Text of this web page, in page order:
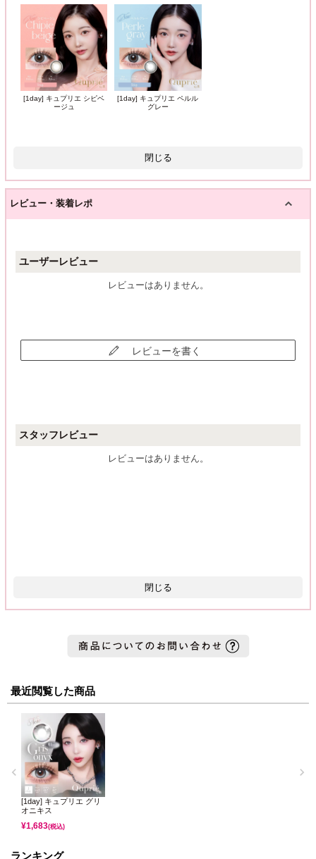
[1day] キュプリエ シピベ
ージュ
[1day] キュプリエ ペルル
グレー
閉じる
レビュー・装着レポ
ユーザーレビュー
レビューはありません。
レビューを書く
スタッフレビュー
レビューはありません。
閉じる
最近閲覧した商品
[1day] キュプリエ グリ
オニキス
¥1,683(税込)
ランキング